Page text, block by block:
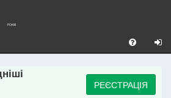
РЕЄСТРАЦІЯ